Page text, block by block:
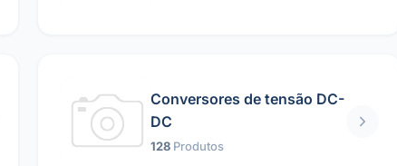
Conversores de tensão DC-
DC
128 Produtos